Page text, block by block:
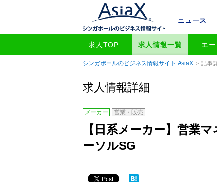
ニュース
求人TOP 求人情報一覧 エ
シンガポールのビジネス情報サイト AsiaX 記事
求人情報詳細
メーカー 営業・販売
【日系メーカー】営業
ーソルSG